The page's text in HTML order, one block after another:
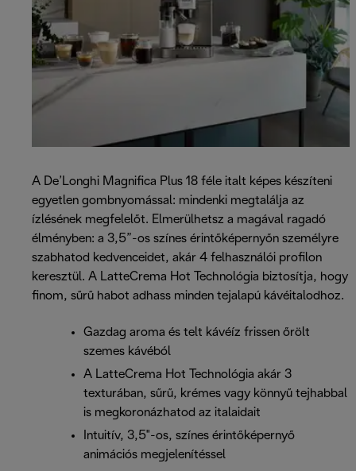
A De’Longhi Magnifica Plus 18 féle italt képes készíteni
egyetlen gombnyomással: mindenki megtalálja az
ízlésének megfelelőt. Elmerülhetsz a magával ragadó
élményben: a 3,5”-os színes érintőképernyőn személyre
szabhatod kedvenceidet, akár 4 felhasználói profilon
keresztül. A LatteCrema Hot Technológia biztosítja, hogy
finom, sűrű habot adhass minden tejalapú kávéitalodhoz.
Gazdag aroma és telt kávéíz frissen őrölt
szemes kávéból
A LatteCrema Hot Technológia akár 3
texturában, sűrű, krémes vagy könnyű tejhabbal
is megkoronázhatod az italaidait
Intuitív, 3,5"-os, színes érintőképernyő
animációs megjelenítéssel